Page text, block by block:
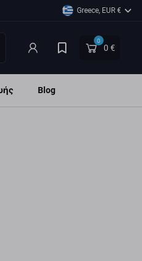
Greece, EUR €
0
0 €
Blog